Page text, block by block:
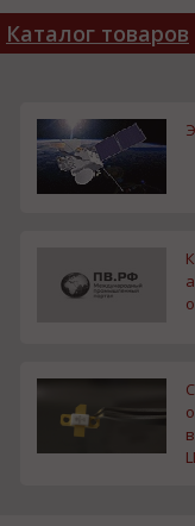
Каталог товаров